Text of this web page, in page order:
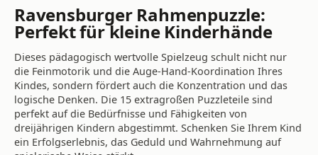
Ravensburger Rahmenpuzzle:
Perfekt für kleine Kinderhände
Dieses pädagogisch wertvolle Spielzeug schult nicht nur
die Feinmotorik und die Auge-Hand-Koordination Ihres
Kindes, sondern fördert auch die Konzentration und das
logische Denken. Die 15 extragroßen Puzzleteile sind
perfekt auf die Bedürfnisse und Fähigkeiten von
dreijährigen Kindern abgestimmt. Schenken Sie Ihrem Kind
ein Erfolgserlebnis, das Geduld und Wahrnehmung auf